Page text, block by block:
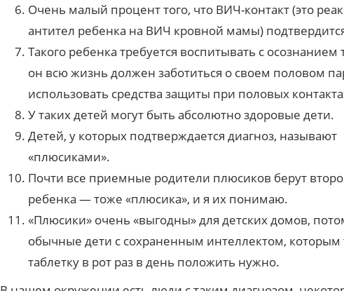
Очень малый процент того, что ВИЧ-контакт (это
антител ребенка на ВИЧ кровной мамы)
Такого ребенка требуется воспитывать с осознанием
он всю жизнь должен заботиться о своем половом
использовать средства защиты при половых
У таких детей могут быть абсолютно здоровые дети.
Детей, у которых подтверждается диагноз, называют
«плюсиками».
Почти все приемные родители плюсиков берут
ребенка — тоже «плюсика», и я их понимаю.
«Плюсики» очень «выгодны» для детских домов,
обычные дети с сохраненным интеллектом, которым
таблетку в рот раз в день положить нужно.